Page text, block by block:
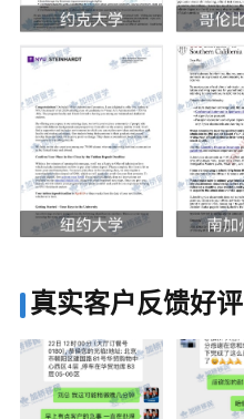
真实客户反馈好评